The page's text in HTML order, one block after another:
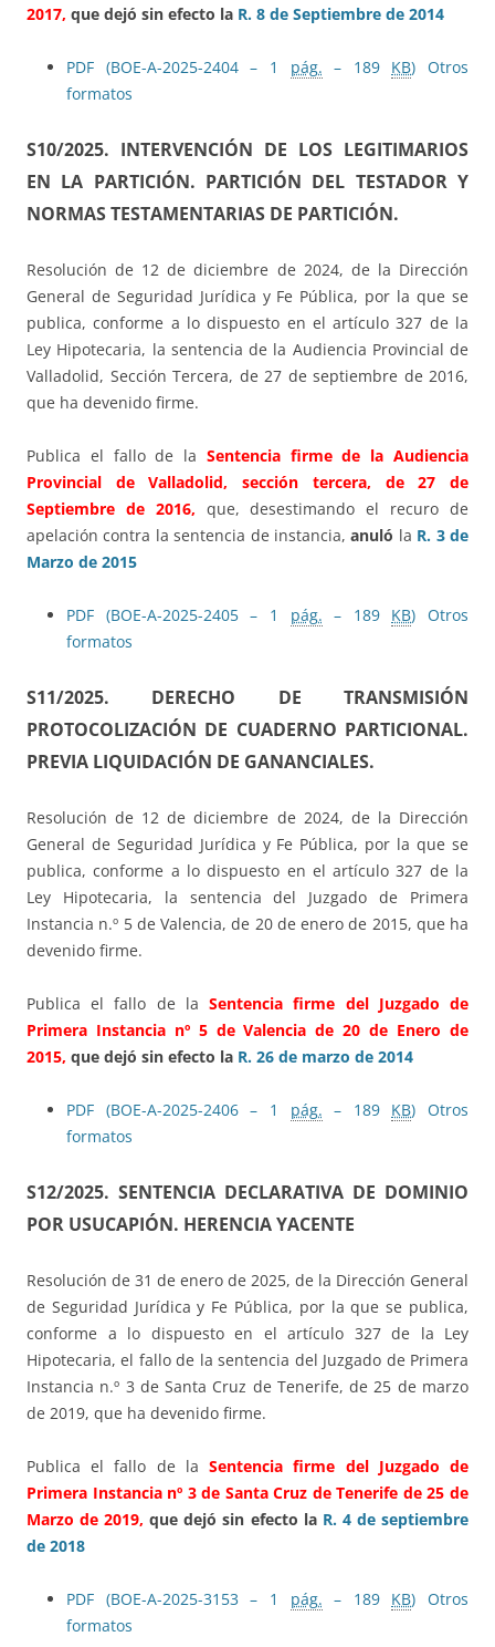
2017, que dejó sin efecto la R. 8 de Septiembre de 2014
PDF (BOE-A-2025-2404 – 1 pág. – 189 KB) Otros
formatos
S10/2025. INTERVENCIÓN DE LOS LEGITIMARIOS
EN LA PARTICIÓN. PARTICIÓN DEL TESTADOR Y
NORMAS TESTAMENTARIAS DE PARTICIÓN.
Resolución de 12 de diciembre de 2024, de la Dirección
General de Seguridad Jurídica y Fe Pública, por la que se
publica, conforme a lo dispuesto en el artículo 327 de la
Ley Hipotecaria, la sentencia de la Audiencia Provincial de
Valladolid, Sección Tercera, de 27 de septiembre de 2016,
que ha devenido firme.
Publica el fallo de la Sentencia firme de la Audiencia
Provincial de Valladolid, sección tercera, de 27 de
Septiembre de 2016, que, desestimando el recuro de
apelación contra la sentencia de instancia,anuló la R. 3 de
Marzo de 2015
PDF (BOE-A-2025-2405 – 1 pág. – 189 KB) Otros
formatos
S11/2025. DERECHO DE TRANSMISIÓN
PROTOCOLIZACIÓN DE CUADERNO PARTICIONAL.
PREVIA LIQUIDACIÓN DE GANANCIALES.
Resolución de 12 de diciembre de 2024, de la Dirección
General de Seguridad Jurídica y Fe Pública, por la que se
publica, conforme a lo dispuesto en el artículo 327 de la
Ley Hipotecaria, la sentencia del Juzgado de Primera
Instancia n.º 5 de Valencia, de 20 de enero de 2015, que ha
devenido firme.
Publica el fallo de laSentencia firme del Juzgado de
Primera Instancia nº 5 de Valencia de 20 de Enero de
2015, que dejó sin efecto la R. 26 de marzo de 2014
PDF (BOE-A-2025-2406 – 1 pág. – 189 KB) Otros
formatos
S12/2025. SENTENCIA DECLARATIVA DE DOMINIO
POR USUCAPIÓN. HERENCIA YACENTE
Resolución de 31 de enero de 2025, de la Dirección General
de Seguridad Jurídica y Fe Pública, por la que se publica,
conforme a lo dispuesto en el artículo 327 de la Ley
Hipotecaria, el fallo de la sentencia del Juzgado de Primera
Instancia n.º 3 de Santa Cruz de Tenerife, de 25 de marzo
de 2019, que ha devenido firme.
Publica el fallo de laSentencia firme del Juzgado de
Primera Instancia nº 3 de Santa Cruz de Tenerife de 25 de
Marzo de 2019, que dejó sin efecto la R. 4 de septiembre
de 2018
PDF (BOE-A-2025-3153 – 1 pág. – 189 KB) Otros
formatos